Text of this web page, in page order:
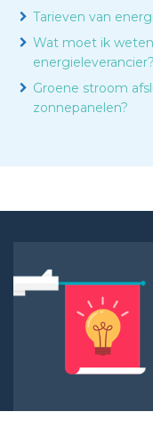
Tarieven van
Wat moet ik
energieleverancier?
Groene stroom
zonnepanelen?